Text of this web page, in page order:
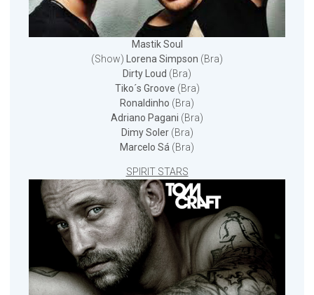
Mastik Soul
(Show) Lorena Simpson (Bra)
Dirty Loud (Bra)
Tiko´s Groove (Bra)
Ronaldinho (Bra)
Adriano Pagani (Bra)
Dimy Soler(Bra)
Marcelo Sá (Bra)
SPIRIT STARS